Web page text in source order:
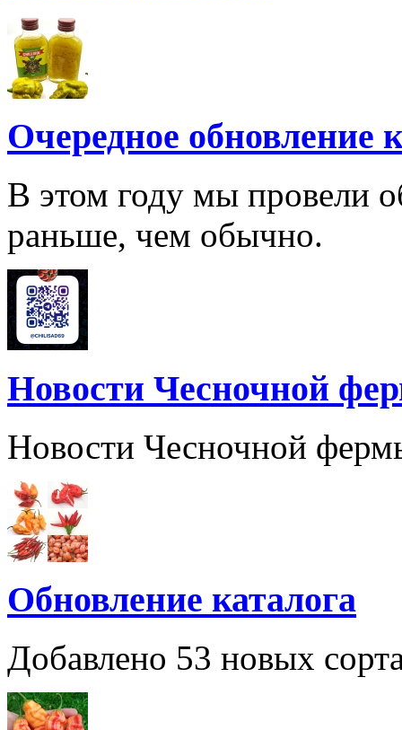
Очередное обновление
В этом году мы провели
раньше, чем обычно.
Новости Чесночной
Новости Чесночной
Обновление каталога
Добавлено 53 новых